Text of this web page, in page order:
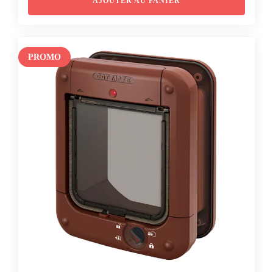
était :
est :
PROMO